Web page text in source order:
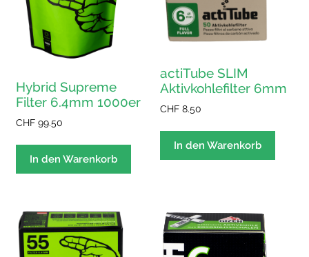
Hybrid Supreme
Filter 6.4mm 1000er
CHF 99.50
In den Warenkorb
actiTube SLIM
Aktivkohlefilter 6mm
CHF 8.50
In den Warenkorb